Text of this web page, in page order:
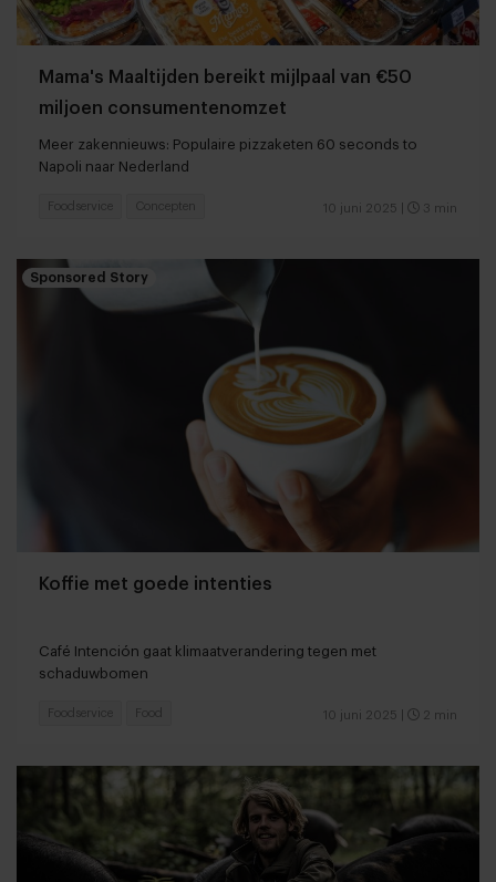
Mama's Maaltijden bereikt mijlpaal van €50
miljoen consumentenomzet
Meer zakennieuws: Populaire pizzaketen 60 seconds to
Napoli naar Nederland
10 juni 2025 3 min
Foodservice Concepten
Sponsored Story
Koffie met goede intenties
Café Intención gaat klimaatverandering tegen met
schaduwbomen
10 juni 2025 2 min
Foodservice Food